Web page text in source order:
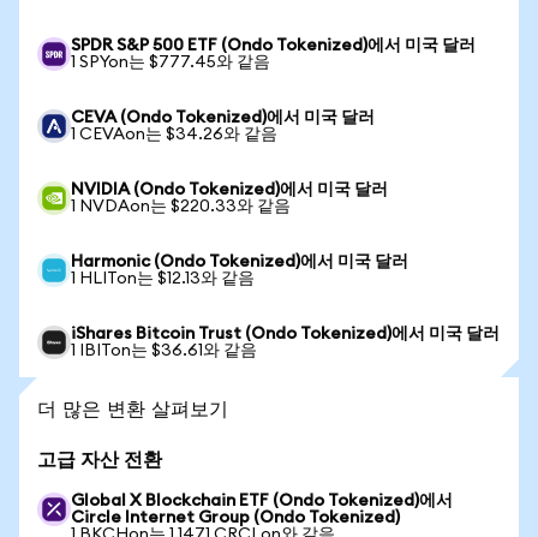
SPDR S&P 500 ETF (Ondo Tokenized)에서 미국 달러
1 SPYon는 $777.45와 같음
CEVA (Ondo Tokenized)에서 미국 달러
1 CEVAon는 $34.26와 같음
NVIDIA (Ondo Tokenized)에서 미국 달러
1 NVDAon는 $220.33와 같음
Harmonic (Ondo Tokenized)에서 미국 달러
1 HLITon는 $12.13와 같음
iShares Bitcoin Trust (Ondo Tokenized)에서 미국 달러
1 IBITon는 $36.61와 같음
더 많은 변환 살펴보기
고급 자산 전환
Global X Blockchain ETF (Ondo Tokenized)에서
Circle Internet Group (Ondo Tokenized)